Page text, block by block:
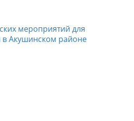
мероприятий для
Акушинском районе